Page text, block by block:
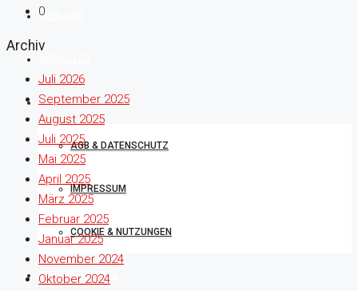
ÜBER UNS
RECHTLICHES
AGB & DATENSCHUTZ
IMPRESSUM
COOKIE & NUTZUNGEN
SERVICE-PORTAL
0
Archiv
Juli 2026
September 2025
August 2025
Juli 2025
Mai 2025
April 2025
März 2025
Februar 2025
Januar 2025
November 2024
Oktober 2024